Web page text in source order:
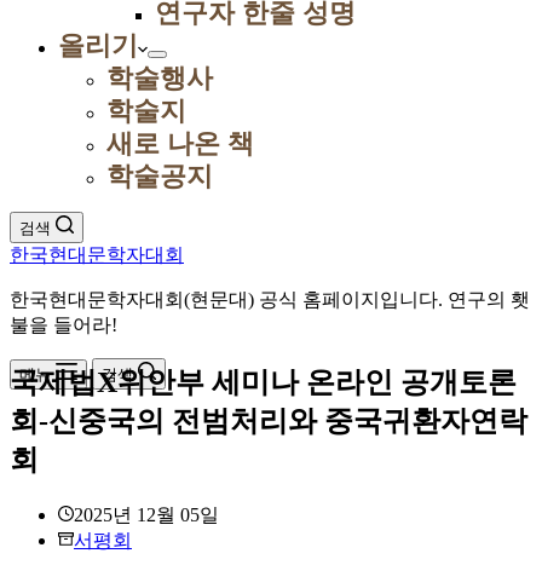
연구자 한줄 성명
올리기
학술행사
학술지
새로 나온 책
학술공지
검색
한국현대문학자대회
한국현대문학자대회(현문대) 공식 홈페이지입니다. 연구의 횃
불을 들어라!
메뉴 검색
국제법X위안부 세미나 온라인 공개토론
회-신중국의 전범처리와 중국귀환자연락
회
2025년 12월 05일
서평회